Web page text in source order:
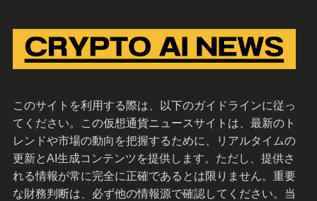
このサイトを利用する際は、以下のガイドラインに従っ
てください。この仮想通貨ニュースサイトは、最新のト
レンドや市場の動向を把握するために、リアルタイムの
更新とAI生成コンテンツを提供します。ただし、提供さ
れる情報が常に完全に正確であるとは限りません。重要
な財務判断は、必ず他の情報源で確認してください。当